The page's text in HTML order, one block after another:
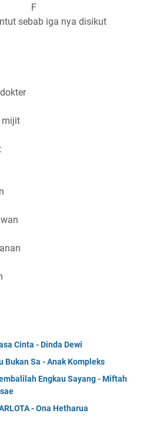
sebab iga nya disikut
mijit
Cinta - Dinda Dewi
Bukan Sa - Anak Kompleks
Engkau Sayang - Miftah
- Ona Hetharua